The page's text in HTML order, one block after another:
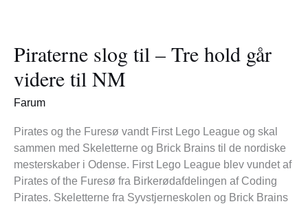
Piraterne slog til – Tre hold går
videre til NM
Farum
Pirates og the Furesø vandt First Lego League og skal
sammen med Skeletterne og Brick Brains til de nordiske
mesterskaber i Odense. First Lego League blev vundet af
Pirates of the Furesø fra Birkerødafdelingen af Coding
Pirates. Skeletterne fra Syvstjerneskolen og Brick Brains
til
–
Tre
hold
videre
til
NM